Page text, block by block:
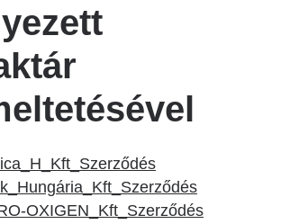
OXIGEN_Kft_Szerződés